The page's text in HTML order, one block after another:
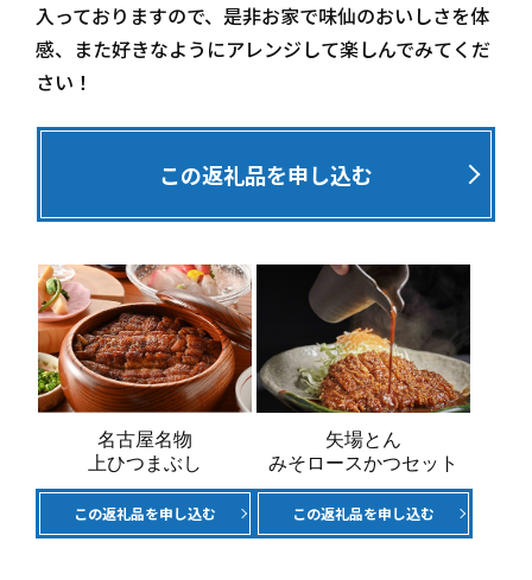
入っておりますので、是非お家で味仙のおいしさを体
感、また好きなようにアレンジして楽しんでみてくだ
さい！
この返礼品を申し込む
名古屋名物
上ひつまぶし
この返礼品を申し込む
矢場とん
みそロースかつセット
この返礼品を申し込む